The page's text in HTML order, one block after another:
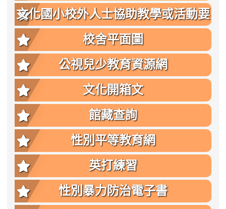
文化國小校外人士協助教學或活動要
點
校舍平面圖
公視兒少教育資源網
文化開箱文
館藏查詢
性別平等教育網
英打練習
性別暴力防治電子書